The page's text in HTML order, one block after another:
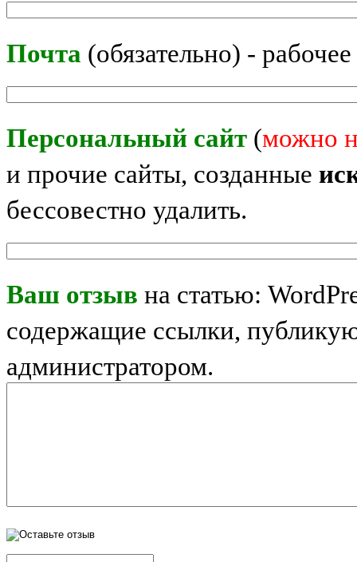
Почта (обязательно) -
Персональный сайт (можно
и прочие сайты, созданные
бессовестно удалить.
Ваш отзыв на статью:
содержащие ссылки,
администратором.